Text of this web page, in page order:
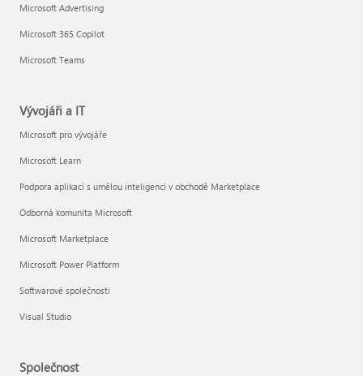
Microsoft Advertising
Microsoft 365 Copilot
Microsoft Teams
Vývojáři a IT
Microsoft pro vývojáře
Microsoft Learn
Podpora aplikací s umělou inteligenci v obchodě Marketplace
Odborná komunita Microsoft
Microsoft Marketplace
Microsoft Power Platform
Softwarové společnosti
Visual Studio
Společnost